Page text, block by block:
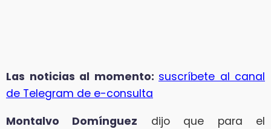
Las noticias al momento: suscríbete al canal
de Telegram de e-consulta
Montalvo Domínguez dijo que para el